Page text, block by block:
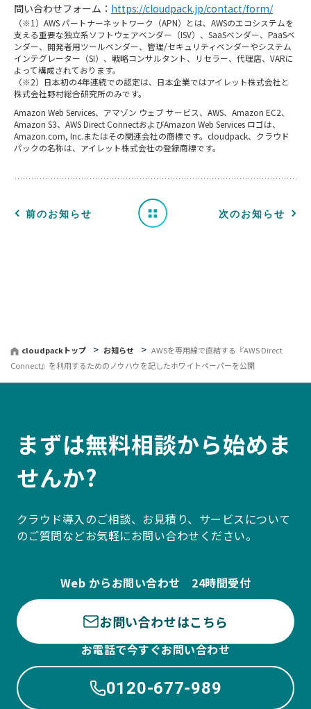
問い合わせフォーム： https://cloudpack.jp/contact/form/
（※1）AWS パートナーネットワーク（APN）とは、AWSのエコシステムを
支える重要な独立系ソフトウェアベンダー（ISV）、SaaSベンダー、PaaSベ
ンダー、開発者用ツールベンダー、管理/セキュリティベンダーやシステム
インテグレーター（SI）、戦略コンサルタント、リセラー、代理店、VARに
よって構成されております。
（※2）日本初の4年連続での認定は、日本企業ではアイレット株式会社と
株式会社野村総合研究所のみです。
Amazon Web Services、アマゾン ウェブ サービス、AWS、Amazon EC2、
Amazon S3、AWS Direct ConnectおよびAmazon Web Services ロゴは、
Amazon.com, Inc.またはその関連会社の商標です。cloudpack、クラウド
パックの名称は、アイレット株式会社の登録商標です。
前のお知らせ
知
ら
せ
一 次のお知らせ
cloudpackトップ お知らせ
AWSを専用線で直結する『AWS Direct
Connect』を利用するためのノウハウを記したホワイトペーパーを公開
まずは無料相談から始めま
せんか?
クラウド導入のご相談、お見積り、サービスについて
のご質問などお気軽にお問い合わせください。
Web からお問い合わせ 24時間受付
お問い合わせはこちら
お電話で今すぐお問い合わせ
0120-677-989